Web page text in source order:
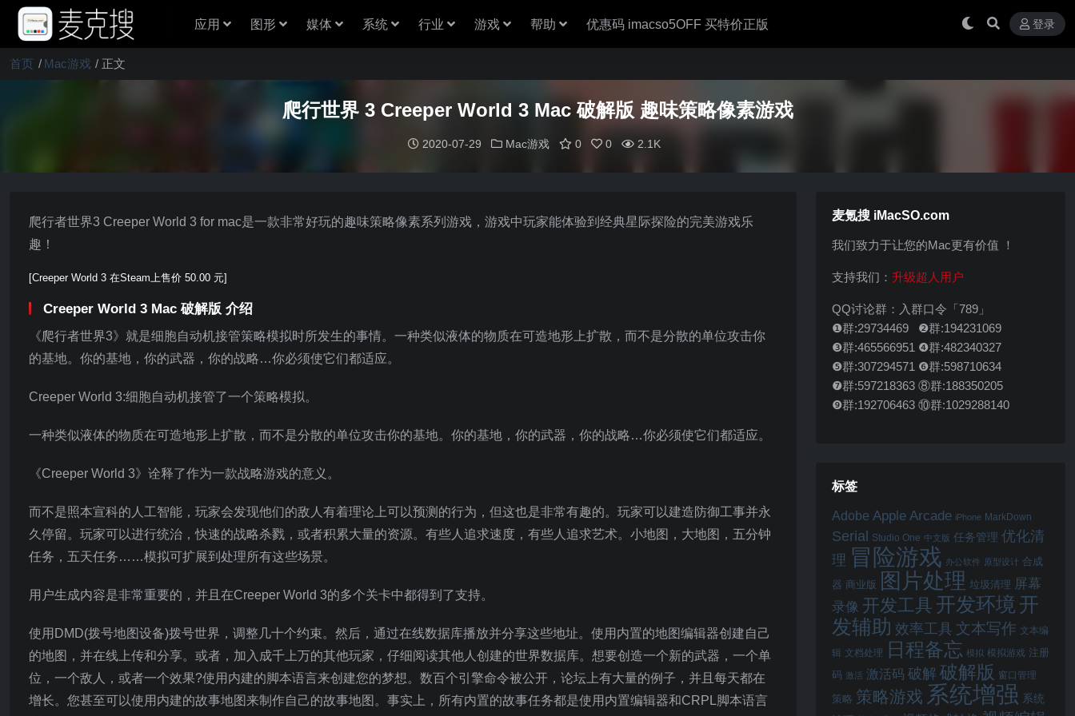
应用 图形 媒体 系统 行业 游戏 帮助 优惠码 imacso5OFF 买特价正版 登录
首页 Mac游戏 正文
爬行世界 3 Creeper World 3 Mac 破解版 趣味策略像素游戏
2020-07-29 Mac游戏 0 0 2.1K
爬行者世界3 Creeper World 3 for mac是一款非常好玩的趣味策略像素系列游戏，游戏中玩家能体验到经典星际探险的完美游戏乐
趣！
[Creeper World 3 在Steam上售价 50.00 元]
Creeper World 3 Mac 破解版 介绍
《爬行者世界3》就是细胞自动机接管策略模拟时所发生的事情。一种类似液体的物质在可造地形上扩散，而不是分散的单位攻击你
的基地。你的基地，你的武器，你的战略…你必须使它们都适应。
Creeper World 3:细胞自动机接管了一个策略模拟。
一种类似液体的物质在可造地形上扩散，而不是分散的单位攻击你的基地。你的基地，你的武器，你的战略…你必须使它们都适应。
《Creeper World 3》诠释了作为一款战略游戏的意义。
而不是照本宣科的人工智能，玩家会发现他们的敌人有着理论上可以预测的行为，但这也是非常有趣的。玩家可以建造防御工事并永
久停留。玩家可以进行统治，快速的战略杀戮，或者积累大量的资源。有些人追求速度，有些人追求艺术。小地图，大地图，五分钟
任务，五天任务……模拟可扩展到处理所有这些场景。
用户生成内容是非常重要的，并且在Creeper World 3的多个关卡中都得到了支持。
使用DMD(拨号地图设备)拨号世界，调整几十个约束。然后，通过在线数据库播放并分享这些地址。使用内置的地图编辑器创建自己
的地图，并在线上传和分享。或者，加入成千上万的其他玩家，仔细阅读其他人创建的世界数据库。想要创造一个新的武器，一个单
位，一个敌人，或者一个效果?使用内建的脚本语言来创建您的梦想。数百个引擎命令被公开，论坛上有大量的例子，并且每天都在
增长。您甚至可以使用内建的故事地图来制作自己的故事地图。事实上，所有内置的故事任务都是使用内置编辑器和CRPL脚本语言
麦氪搜 iMacSO.com
我们致力于让您的Mac更有价值 ！
支持我们： 升级超人用户
QQ讨论群：入群口令「789」
❶群:29734469 ❷群:194231069
❸群:465566951 ❹群:482340327
❺群:307294571 ❻群:598710634
❼群:597218363 ⑧群:188350205
❾群:192706463 ⑩群:1029288140
标签
Adobe Apple Arcade iPhone MarkDown
Serial Studio One 中文版 任务管理 优化清
理 冒险游戏 办公软件 原型设计 合成
器 商业版 图片处理 垃圾清理 屏幕
录像 开发工具 开发环境 开
发辅助 效率工具 文本写作 文本编
辑 文档处理 日程备忘 模拟 模拟游戏 注册
码 激活 激活码 破解 破解版 窗口管理
策略 策略游戏 系统增强 系统